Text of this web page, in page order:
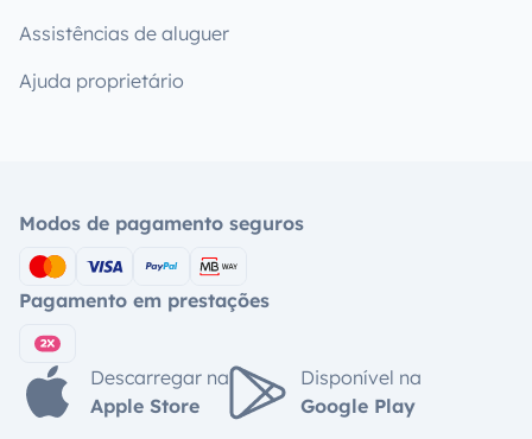
Assistências de aluguer
Ajuda proprietário
Modos de pagamento seguros
Pagamento em prestações
Descarregar na
Apple Store
Disponível na
Google Play